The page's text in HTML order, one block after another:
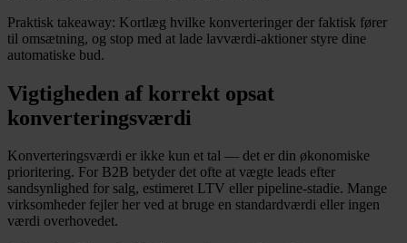
Praktisk takeaway: Kortlæg hvilke konverteringer der faktisk fører
til omsætning, og stop med at lade lavværdi-aktioner styre dine
automatiske bud.
Vigtigheden af korrekt opsat
konverteringsværdi
Konverteringsværdi er ikke kun et tal — det er din økonomiske
prioritering. For B2B betyder det ofte at vægte leads efter
sandsynlighed for salg, estimeret LTV eller pipeline-stadie. Mange
virksomheder fejler her ved at bruge en standardværdi eller ingen
værdi overhovedet.